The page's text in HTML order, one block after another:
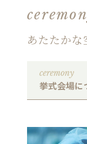
あたたかな
ceremony
挙式会場に